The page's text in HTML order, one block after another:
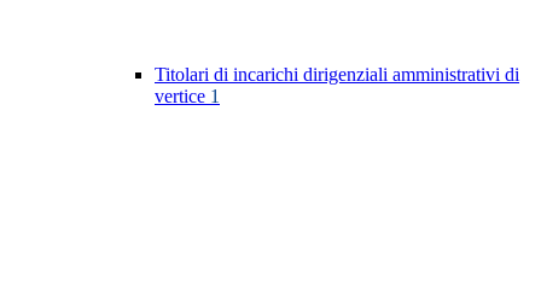
Titolari di incarichi dirigenziali amministrativi di
vertice 1